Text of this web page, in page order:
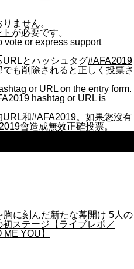
ません。
が必要です。
vote or express support
URLとハッシュタグ#AFA2019
も削除されると正しく投票さ
or URL on the entry form.
hashtag or URL is
URL和#AFA2019。如果您沒有
會造成無效正確投票。
に刻んだ新たな幕開け 5人の
ステージ【ライブレポ／
YOU】